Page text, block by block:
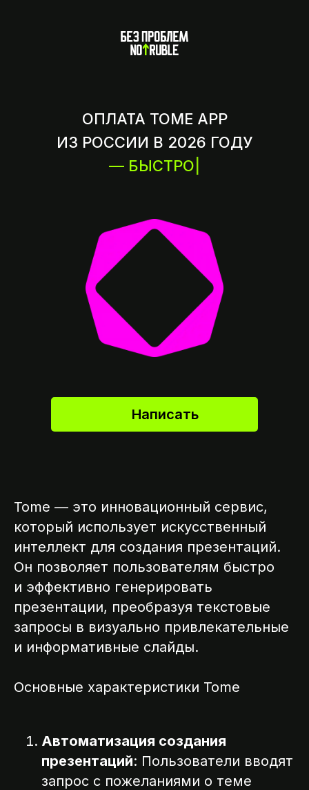
ОПЛАТА TOME APP
ИЗ РОССИИ В 2026 ГОДУ
— БЫСТРО
Написать
Tome — это инновационный сервис,
который использует искусственный
интеллект для создания презентаций.
Он позволяет пользователям быстро
и эффективно генерировать
презентации, преобразуя текстовые
запросы в визуально привлекательные
и информативные слайды.
Основные характеристики Tome
Автоматизация создания
презентаций: Пользователи вводят
запрос с пожеланиями о теме